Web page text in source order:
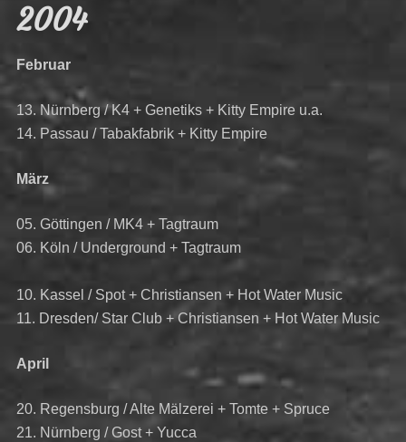
2004
Februar
13. Nürnberg / K4 + Genetiks + Kitty Empire u.a.
14. Passau / Tabakfabrik + Kitty Empire
März
05. Göttingen / MK4 + Tagtraum
06. Köln / Underground + Tagtraum
10. Kassel / Spot + Christiansen + Hot Water Music
11. Dresden/ Star Club + Christiansen + Hot Water Music
April
20. Regensburg / Alte Mälzerei + Tomte + Spruce
21. Nürnberg / Gost + Yucca